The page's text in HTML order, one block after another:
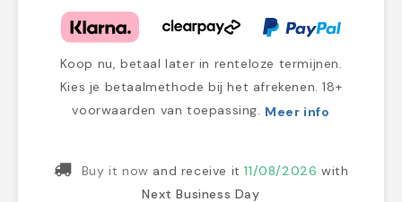
Koop nu, betaal later in renteloze termijnen.
Kies je betaalmethode bij het afrekenen. 18+
voorwaarden van toepassing. Meer info
Buy it now and receive it11/08/2026 with
Next Business Day